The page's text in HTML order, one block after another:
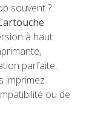
souvent ?
à haut
parfaite,
imprimez
ou de